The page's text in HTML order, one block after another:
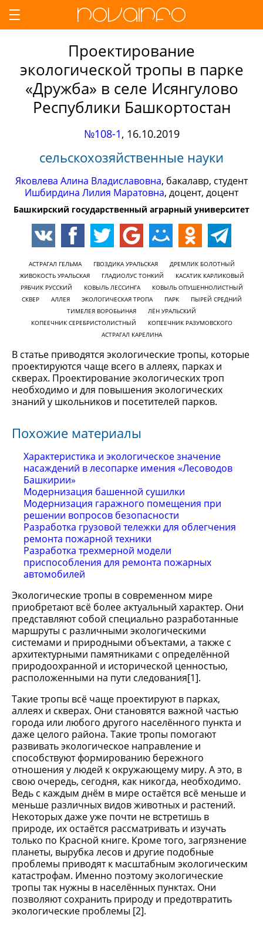
Проектирование
экологической тропы в парке
«Дружба» в селе Исянгулово
Республики Башкортостан
№108-1, 16.10.2019
сельскохозяйственные науки
Яковлева Алина Владиславовна, бакалавр, студент
Ишбирдина Лилия Маратовна, доцент, доцент
Башкирский государственный аграрный университет
АСТРАГАЛ ГЕЛЬМА ГВОЗДИКА УРАЛЬСКАЯ
ДРЕМЛИК БОЛОТНЫЙ
ЖИВОКОСТЬ УРАЛЬСКАЯ
ГЛАДИОЛУС ТОНКИЙ
КАСАТИК КАРЛИКОВЫЙ
РЯБЧИК РУССКИЙ
КОВЫЛЬ ЛЕССИНГА
КОВЫЛЬ ОПУШЕННОЛИСТНЫЙ
СКВЕР
АЛЛЕЯ ЭКОЛОГИЧЕСКАЯ ТРОПА ПАРК
ПЫРЕЙ СРЕДНИЙ
ТИМЕЛЕЯ ВОРОБЬИНАЯ
ЛЁН УРАЛЬСКИЙ
КОПЕЕЧНИК СЕРЕБРИСТОЛИСТНЫЙ
КОПЕЕЧНИК РАЗУМОВСКОГО
АСТРАГАЛ КАРЕЛИНА
В статье приводятся экологические тропы, которые
проектируются чаще всего в аллеях, парках и
скверах. Проектирование экологических троп
необходимо и для повышения экологических
знаний у школьников и посетителей парков.
Похожие материалы
Характеристика и экологическое значение
насаждений в лесопарке имения «Лесоводов
Башкирии»
Модернизация башенной сушилки
Модернизация гаражного помещения при
решении вопросов безопасности
Разработка грузовой тележки для облегчения
ремонта пожарной техники
Разработка трехмерной модели
приспособления для ремонта пожарных
автомобилей
Экологические тропы в современном мире
приобретают всё более актуальный характер. Они
представляют собой специально разработанные
маршруты с различными экологическими
системами и природными объектами, а также с
архитектурными памятниками с определённой
природоохранной и исторической ценностью,
расположенными на пути следования[1].
Такие тропы всё чаще проектируют в парках,
аллеях и скверах. Они становятся важной частью
города или любого другого населённого пункта и
даже целого района. Такие тропы помогают
развивать экологическое направление и
способствуют формированию бережного
отношения у людей к окружающему миру. А это, в
свою очередь, сегодня, как никогда, необходимо.
Ведь с каждым днём в мире остаётся всё меньше и
меньше различных видов животных и растений.
Некоторых даже уже почти не встретишь в
природе, их остаётся рассматривать и изучать
только по Красной книге. Кроме того, загрязнение
планеты, вырубка лесов и другие подобные
проблемы приводят к масштабным экологическим
катастрофам. Именно поэтому экологические
тропы так нужны в населённых пунктах. Они
позволяют сохранить природу и предотвратить
экологические проблемы [2].